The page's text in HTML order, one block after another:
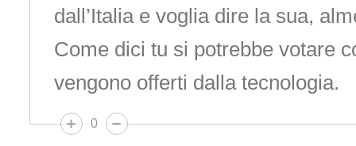
dall’Italia e voglia dire la sua,
Come dici tu si potrebbe votare
vengono offerti dalla tecnologia.
0